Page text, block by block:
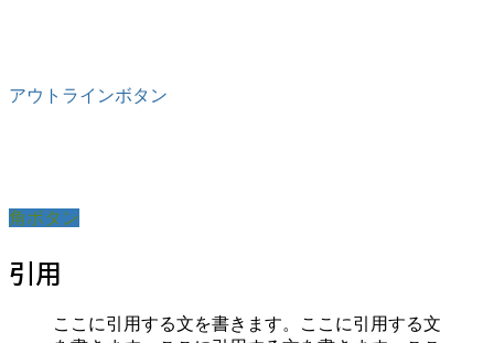
アウトラインボタン
角ボタン
引用
ここに引用する文を書きます。ここに引用する文